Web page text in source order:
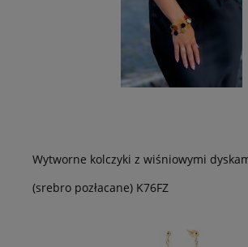
Wytworne kolczyki z wiśniowymi
(srebro pozłacane) K76FZ